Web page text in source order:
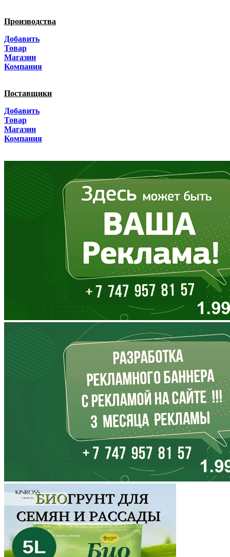
Волгоградская область
Вологодская область
Дагестан
Еврейская АО
Забайкальский край
Запорожская область
Ивановская область
Иркутская область
Кабардино-Балкария
Калининградская область
Калмыкия
Калужская область
Камчатский край
Карачаево-Черкесия
Карелия
Кемеровская область
Кировская область
Производства
Добавить
Товар
Магазин
Компания
Поставщики
Добавить
Товар
Магазин
Компания